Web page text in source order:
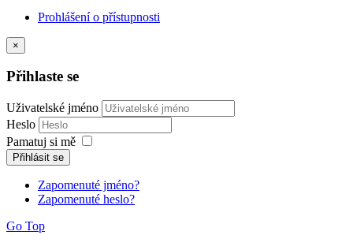
Prohlášení o přístupnosti
×
Přihlaste se
Uživatelské jméno
Heslo
Pamatuj si mě
Přihlásit se
Zapomenuté jméno?
Zapomenuté heslo?
Go Top